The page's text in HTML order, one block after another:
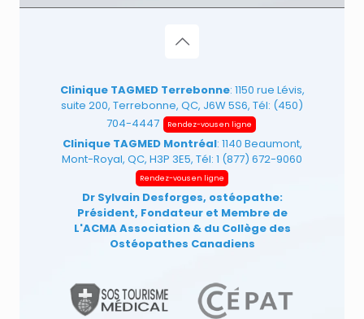
Clinique TAGMED Terrebonne: 1150 rue Lévis,
suite 200, Terrebonne, QC, J6W 5S6, Tél: (450)
704-4447
Rendez-vous en ligne
Clinique TAGMED Montréal: 1140 Beaumont,
Mont-Royal, QC, H3P 3E5, Tél: 1 (877) 672-9060
Rendez-vous en ligne
Dr Sylvain Desforges, ostéopathe:
Président, Fondateur et Membre de
L'ACMA Association & du Collège des
Ostéopathes Canadiens